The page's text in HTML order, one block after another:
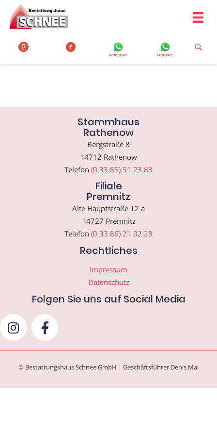
Inhalt
springen
Rathenow Premnitz
Stammhaus
Rathenow
Bergstraße 8
14712 Rathenow
Telefon (0 33 85) 51 23 83
Filiale
Premnitz
Alte Hauptstraße 12 a
14727 Premnitz
Telefon (0 33 86) 21 02 28
Rechtliches
Impressum
Datenschutz
Folgen Sie uns auf Social Media
© Bestattungshaus Schnee GmbH | Geschäftsführer Denis Mai